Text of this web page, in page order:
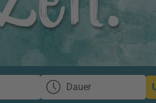
Dauer